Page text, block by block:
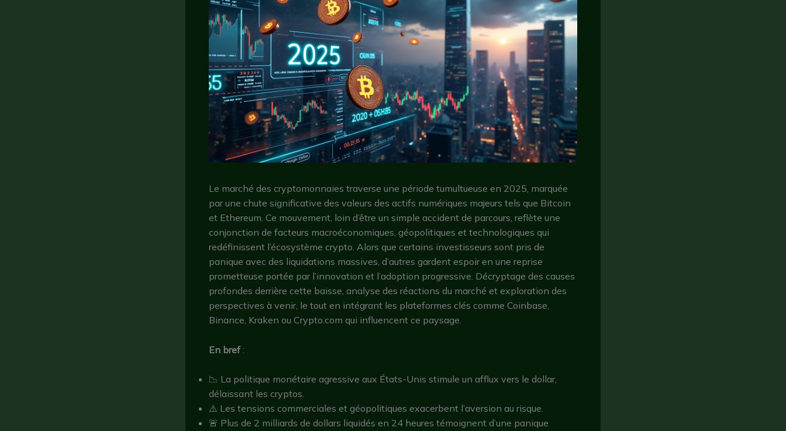
Le marché des cryptomonnaies traverse une période tumultueuse en 2025, marquée
par une chute significative des valeurs des actifs numériques majeurs tels que Bitcoin
et Ethereum. Ce mouvement, loin d’être un simple accident de parcours, reflète une
conjonction de facteurs macroéconomiques, géopolitiques et technologiques qui
redéfinissent l’écosystème crypto. Alors que certains investisseurs sont pris de
panique avec des liquidations massives, d’autres gardent espoir en une reprise
prometteuse portée par l’innovation et l’adoption progressive. Décryptage des causes
profondes derrière cette baisse, analyse des réactions du marché et exploration des
perspectives à venir, le tout en intégrant les plateformes clés comme Coinbase,
Binance, Kraken ou Crypto.com qui influencent ce paysage.
En bref:
📉 La politique monétaire agressive aux États-Unis stimule un afflux vers le dollar,
délaissant les cryptos.
⚠️ Les tensions commerciales et géopolitiques exacerbent l’aversion au risque.
🚨 Plus de 2 milliards de dollars liquidés en 24 heures témoignent d’une panique